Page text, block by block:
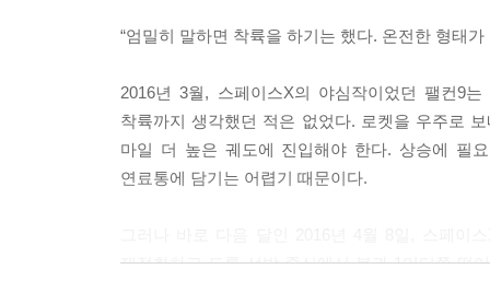
부 표준시로 오후 12시 21분, 뉴셰퍼드는 11만 파
피트(100.5킬로미터)까지 도달했다. 승무원 캡슐
도로 순조롭게 착륙하자 관제센터에서는 ‘완벽한
최초로 로켓 VTOL에 성공한 독립 기관 중 하나가
“엄밀히 말하면 착륙을 하기는 했다. 온전한 형태가
2016년 3월, 스페이스X의 야심작이었던 팰컨9
착륙까지 생각했던 적은 없었다. 로켓을 우주로
마일 더 높은 궤도에 진입해야 한다. 상승에 필
연료통에 담기는 어렵기 때문이다.
재점화하고 드론 선박 중심에서 불과 1미터쯤 떨